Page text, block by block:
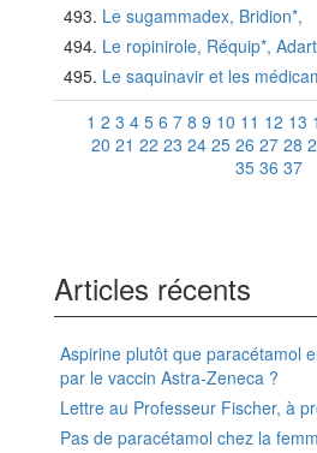
Le sugammadex, Bridion*,
Le ropinirole, Réquip*,
Le saquinavir et les
1 2 3 4 5 6 7 8 9 10 11 12 13
20 21 22 23 24 25 26 27 28
35 36 37
Articles récents
Aspirine plutôt que paracétamol
par le vaccin Astra-Zeneca ?
Lettre au Professeur Fischer, à
Pas de paracétamol chez la